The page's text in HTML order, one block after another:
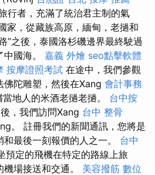
行者，充滿了統治君主制的氣
家，從藏族高原，緬甸，老撾和
”之後，泰國洛杉磯邊界最終駛過
國海。 嘉義 外燴 seo點擊軟體
按摩證照考試 在途中，我們參觀
佛陀雕塑，然後在Xang 會計事務
地人的米酒老撾老撾。 台中按
，我們訪問Xang 台中 整骨
。 註冊我們的新聞通訊，您將是
最後一刻報價的人之一。 台中
預定的飛機在特定的路線上旅
場接送和交通。 美容撥筋 數位